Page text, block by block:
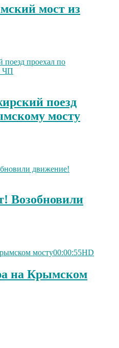
мост из
поезд
мосту
Возобновили
00:00:55HD
на Крымском